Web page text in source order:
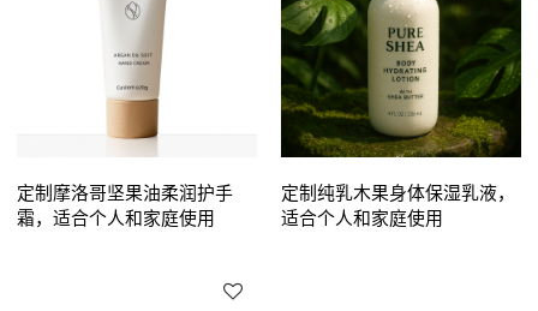
定制摩洛哥坚果油柔润护手
霜，适合个人和家庭使用
定制纯乳木果身体保湿乳液，
适合个人和家庭使用